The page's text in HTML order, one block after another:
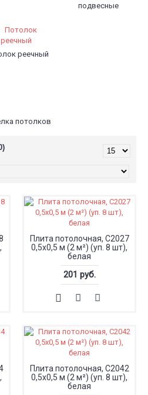
подвесные
реечный
потолков
Плита потолочная, С2027
0,5x0,5 м (2 м²) (уп. 8 шт),
белая
201 руб.
Плита потолочная, С2042
0,5x0,5 м (2 м²) (уп. 8 шт),
белая